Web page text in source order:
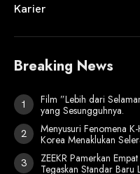
Karier
Breaking News
Film ”Lebih dari
yang Sesungguhnya.
Menyusuri Fenomena
Korea Menaklukan
ZEEKR Pamerkan
Tegaskan Standar Baru